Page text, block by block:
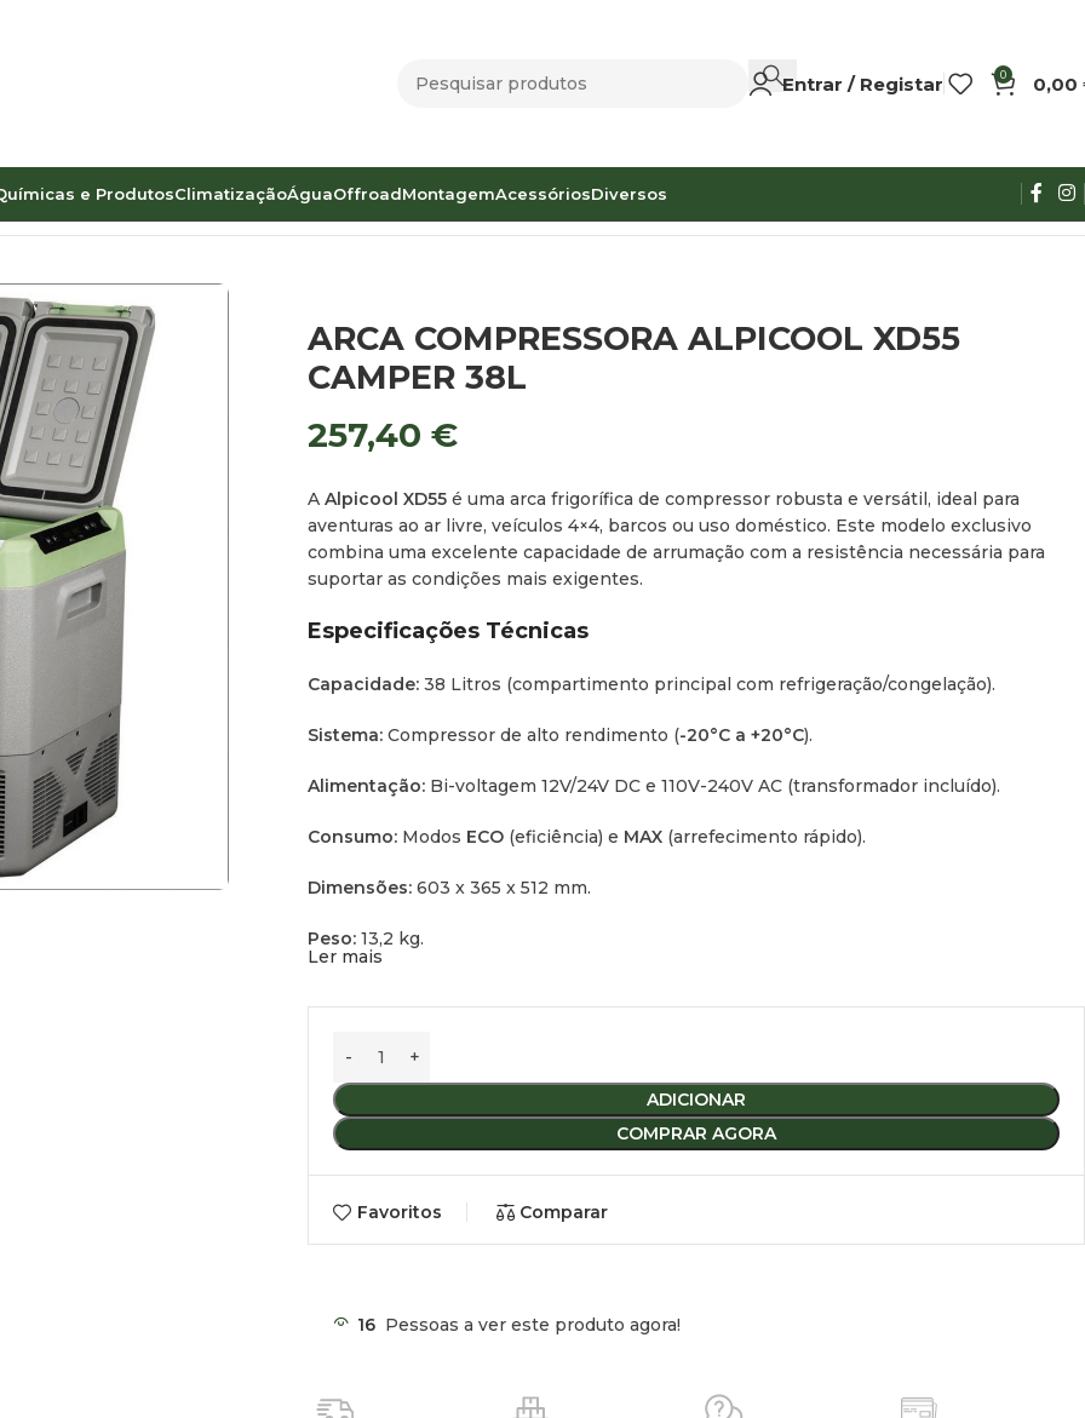
Entrar / Registar 0 0,00
e ProdutosClimatizaçãoÁguaOffroadMontagemAcessóriosDiversos
ALPICOOL XD55 CAMPER 38L
ARCA COMPRESSORA ALPICOOL XD55
CAMPER 38L
257,40 €
A Alpicool XD55 é uma arca frigorífica de compressor robusta e versátil, ideal para
aventuras ao ar livre, veículos 4×4, barcos ou uso doméstico. Este modelo exclusivo
combina uma excelente capacidade de arrumação com a resistência necessária para
suportar as condições mais exigentes.
Especificações Técnicas
Capacidade: 38 Litros (compartimento principal com refrigeração/congelação).
Sistema: Compressor de alto rendimento (-20°C a +20°C).
Alimentação: Bi-voltagem 12V/24V DC e 110V-240V AC (transformador incluído).
Consumo: Modos ECO (eficiência) e MAX (arrefecimento rápido).
Dimensões: 603 x 365 x 512 mm.
Peso: 13,2 kg.
Tecnologia e Segurança
Controlo Bluetooth:Gestão completa de temperatura e funcionamento através da App
oficial no seu telemóvel.
Proteção de Bateria:
Sistema inteligente de 3 níveis para evitar que o veículo fique sem
bateria.
Dual Zone Passiva:
O compartimento grande refrigera/congela, enquanto o pequeno
Ler mais
ADICIONAR
COMPRAR AGORA
Favoritos Comparar
16 Pessoas a ver este produto agora!